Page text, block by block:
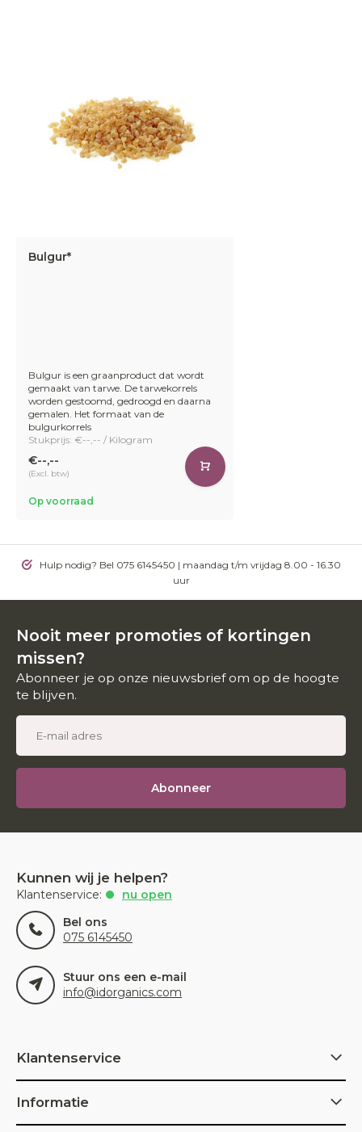
Bulgur*
Bulgur is een graanproduct dat wordt
gemaakt van tarwe. De tarwekorrels
worden gestoomd, gedroogd en daarna
gemalen. Het formaat van de
bulgurkorrels
Stukprijs: €--,-- / Kilogram
€--,--
(Excl. btw)
Op voorraad
Hulp nodig? Bel 075 6145450 | maandag t/m vrijdag 8.00 - 16.30
uur
Nooit meer promoties of kortingen
missen?
Abonneer je op onze nieuwsbrief om op de hoogte
te blijven.
Abonneer
Kunnen wij je helpen?
Klantenservice:
nu open
Bel ons
075 6145450
Stuur ons een e-mail
info@idorganics.com
Klantenservice
Informatie